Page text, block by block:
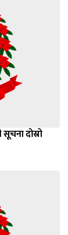
दोस्रो